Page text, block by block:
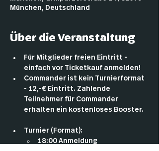
München, Deutschland
Über die Veranstaltung
Für Mitglieder freien Eintritt -
einfach vor Ticketkauf anmelden!
Commander ist kein Turnierformat
- 12,-€ Eintritt. Zahlende
Teilnehmer für Commander
erhalten ein kostenloses Booster.
Turnier (Format):
18:00 Anmeldung